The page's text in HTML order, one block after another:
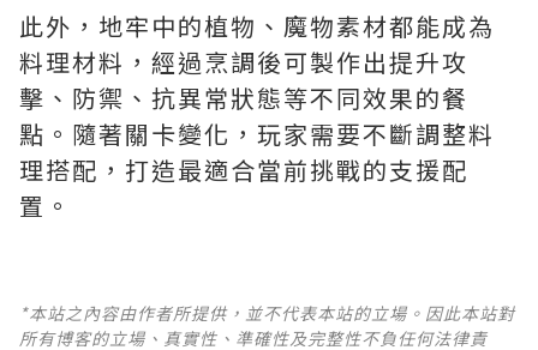
此外，地牢中的植物、魔物素材都能成為
料理材料，經過烹調後可製作出提升攻
擊、防禦、抗異常狀態等不同效果的餐
點。隨著關卡變化，玩家需要不斷調整料
理搭配，打造最適合當前挑戰的支援配
置。
*本站之內容由作者所提供，並不代表本站的立場。因此本站對
所有博客的立場、真實性、準確性及完整性不負任何法律責